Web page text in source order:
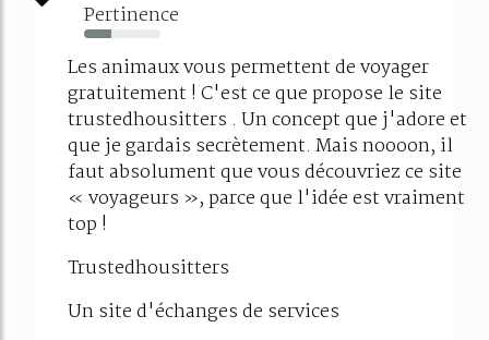
Pertinence
36%
Les animaux vous permettent de voyager
gratuitement ! C'est ce que propose le site
trustedhousitters . Un concept que j'adore et
que je gardais secrètement. Mais noooon, il
faut absolument que vous découvriez ce site
« voyageurs », parce que l'idée est vraiment
top !
Trustedhousitters
Un site d'échanges de services